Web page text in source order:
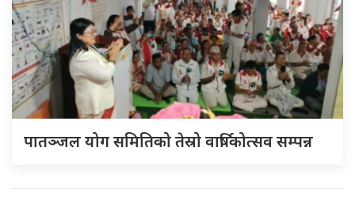
पातञ्जल योग समितिको तेस्रो वार्षिकोत्सव सम्पन्न